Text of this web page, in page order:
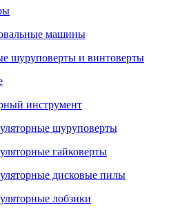
машины
шуруповерты и винтоверты
инструмент
шуруповерты
гайковерты
дисковые пилы
лобзики